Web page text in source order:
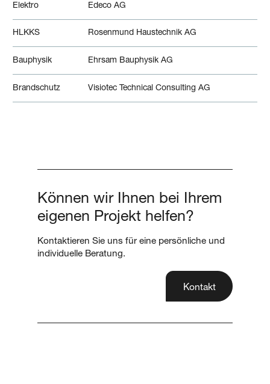
Elektro Edeco AG
HLKKS Rosenmund Haustechnik AG
Bauphysik Ehrsam Bauphysik AG
Brandschutz Visiotec Technical Consulting AG
Können wir Ihnen bei Ihrem
eigenen Projekt helfen?
Kontaktieren Sie uns für eine persönliche und
individuelle Beratung.
Kontakt